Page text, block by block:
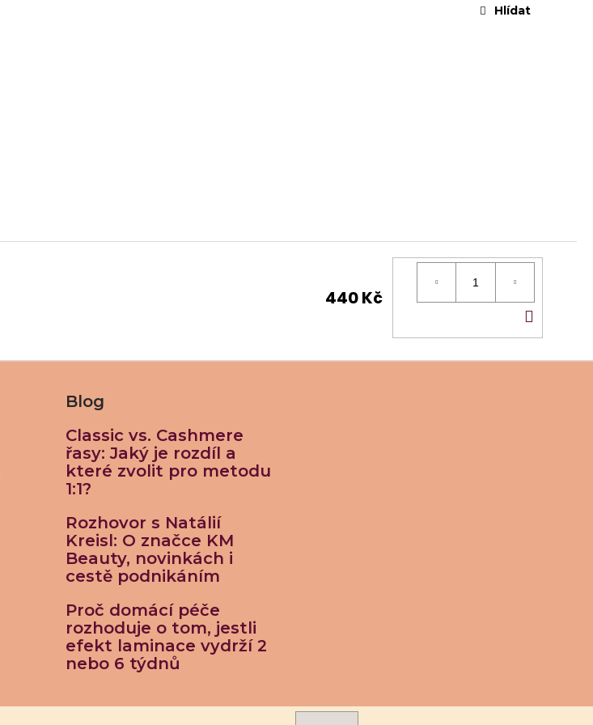
Hlídat
440 Kč
Blog
Classic vs. Cashmere
řasy: Jaký je rozdíl a
které zvolit pro metodu
1:1?
Rozhovor s Natálií
Kreisl: O značce KM
Beauty, novinkách i
cestě podnikáním
Proč domácí péče
rozhoduje o tom, jestli
efekt laminace vydrží 2
nebo 6 týdnů